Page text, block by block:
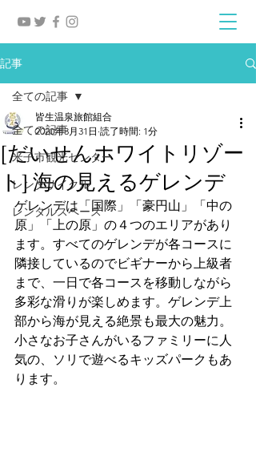
記事
全ての記事
米子市観光センター
レンタサイクル
レンタルスペース
全ての記事
[だいせんホワイトリゾー
ト] 海の見えるゲレンデ
皆生温泉旅館組合
2020年3月31日 読了時間: 1分
ゲレンデは「国際」「豪円山」「中の
原」「上の原」の４つのエリアがあり
ます。すべてのゲレンデが各コースに
隣接しているのでビギナーから上級者
まで、一日で各コースを移動しながら
多彩な滑りが楽しめます。ゲレンデ上
部から海が見える絶景も最大の魅力。
小さなお子さんがいるファミリーに人
気の、ソリで遊べるキッズパークもあ
ります。